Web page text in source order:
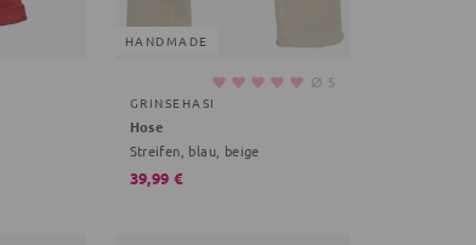
HANDMADE
⌀ 5
GRINSEHASI
Hose
Streifen, blau, beige
39,99 €